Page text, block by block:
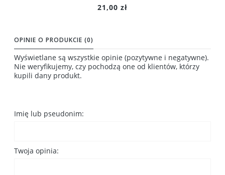
21,00 zł
OPINIE O PRODUKCIE (0)
Wyświetlane są wszystkie opinie (pozytywne i negatywne).
Nie weryfikujemy, czy pochodzą one od klientów, którzy
kupili dany produkt.
Imię lub pseudonim:
Twoja opinia: